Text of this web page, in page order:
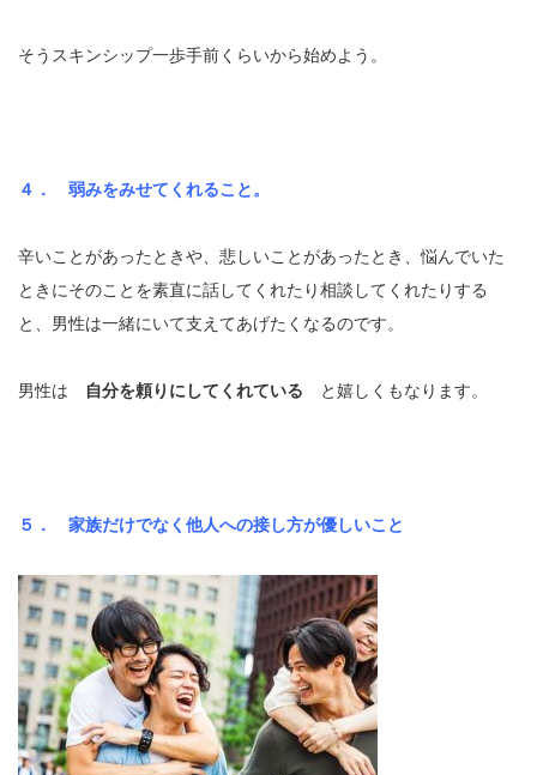
そうスキンシップ一歩手前くらいから始めよう。
４． 弱みをみせてくれること。
辛いことがあったときや、悲しいことがあったとき、悩んでいた
ときにそのことを素直に話してくれたり相談してくれたりする
と、男性は一緒にいて支えてあげたくなるのです。
男性は 自分を頼りにしてくれている と嬉しくもなります。
５． 家族だけでなく他人への接し方が優しいこと